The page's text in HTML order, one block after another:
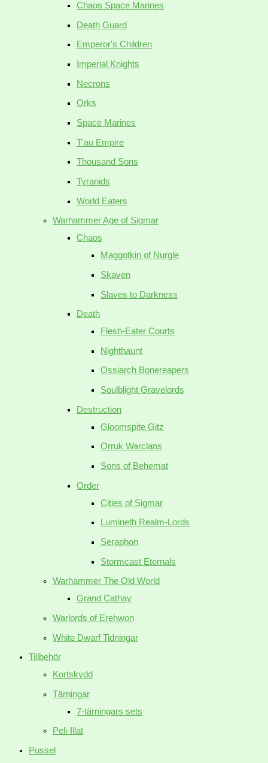
Chaos Space Marines
Death Guard
Emperor's Children
Imperial Knights
Necrons
Orks
Space Marines
T'au Empire
Thousand Sons
Tyranids
World Eaters
Warhammer Age of Sigmar
Chaos
Maggotkin of Nurgle
Skaven
Slaves to Darkness
Death
Flesh-Eater Courts
Nighthaunt
Ossiarch Bonereapers
Soulblight Gravelords
Destruction
Gloomspite Gitz
Orruk Warclans
Sons of Behemat
Order
Cities of Sigmar
Lumineth Realm-Lords
Seraphon
Stormcast Eternals
Warhammer The Old World
Grand Cathay
Warlords of Erehwon
White Dwarf Tidningar
Tillbehör
Kortskydd
Tärningar
7-tärningars sets
Peli-Illat
Pussel